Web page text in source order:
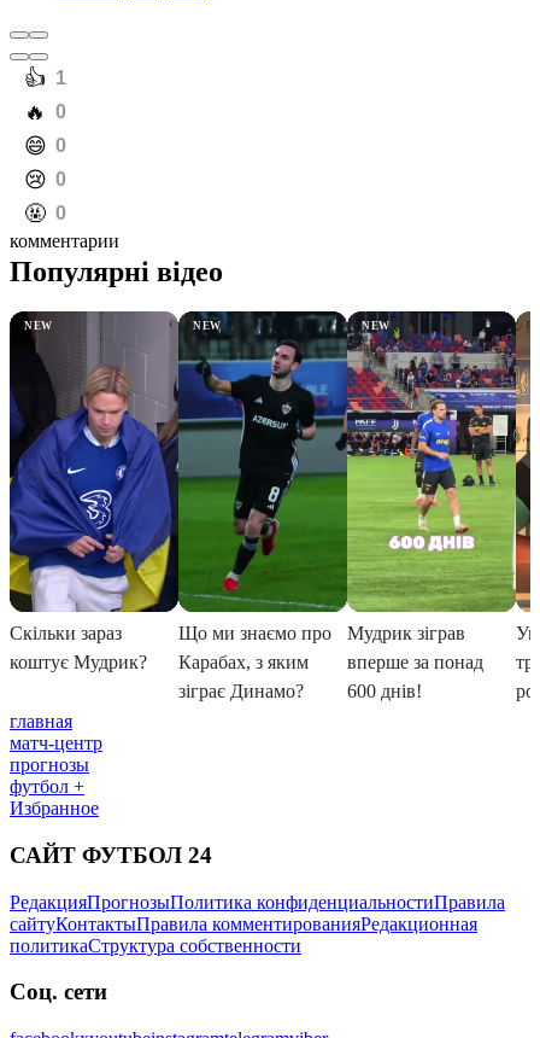
️👍 1
️🔥 0
️😄 0
️😢 0
️🤬 0
комментарии
главная
матч-центр
прогнозы
футбол +
Избранное
САЙТ ФУТБОЛ 24
РедакцияПрогнозыПолитика конфиденциальностиПравила
сайтуКонтактыПравила комментированияРедакционная
политикаСтруктура собственности
Соц. сети